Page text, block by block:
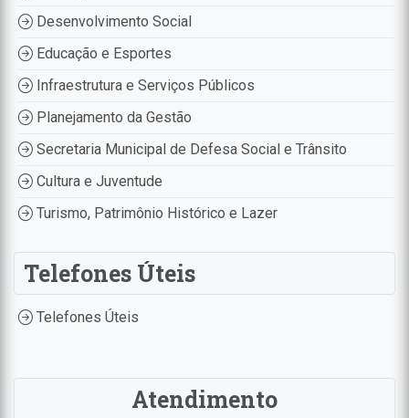
Desenvolvimento Social
Educação e Esportes
Infraestrutura e Serviços Públicos
Planejamento da Gestão
Secretaria Municipal de Defesa Social e Trânsito
Cultura e Juventude
Turismo, Patrimônio Histórico e Lazer
Telefones Úteis
Telefones Úteis
Atendimento